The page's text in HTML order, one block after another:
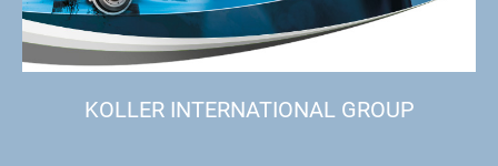
KOLLER INTERNATIONAL GROUP